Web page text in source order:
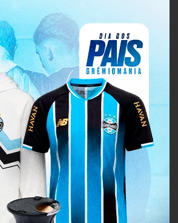
4
Camisa
5º Camiseta
6º Jaqueta
7º
Joias
8º Moletom
9 º
Bolsa
10º Boné